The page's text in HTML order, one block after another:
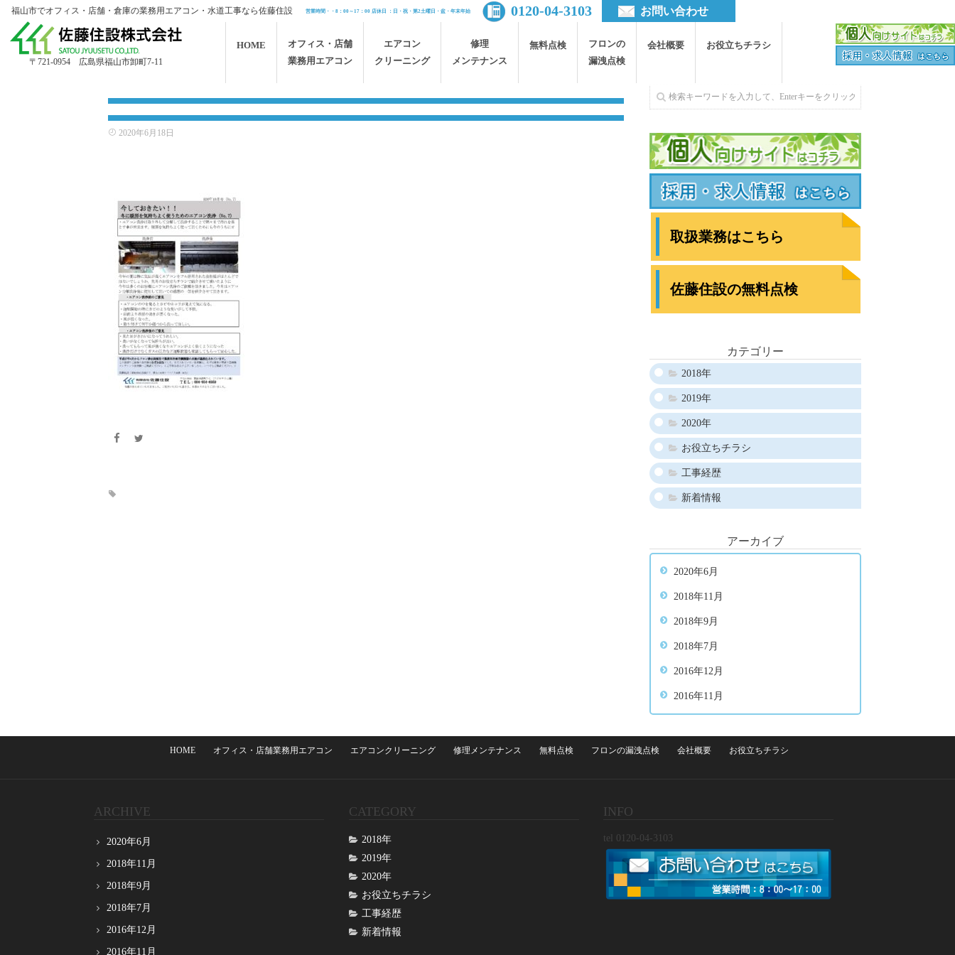
〒721-0954 広島県福山市卸町7-11
福山市でオフィス・店舗・倉庫の業務用エアコン・水道工事なら佐藤住設 営業時間・・8：00～17：00 店休日 ：日・祝・第2土曜日・盆・年末年始 0120-04-3103 お問い合わせ
HOME
オフィス・店舗
業務用エアコン
エアコン
クリーニング
修理
メンテナンス
無料点検
フロンの
漏洩点検
会社概要 お役立ちチラシ
2020年6月18日
取扱業務はこちら
佐藤住設の無料点検
カテゴリー
2018年
2019年
2020年
お役立ちチラシ
工事経歴
新着情報
アーカイブ
2020年6月
2018年11月
2018年9月
2018年7月
2016年12月
2016年11月
HOME オフィス・店舗業務用エアコン エアコンクリーニング 修理メンテナンス 無料点検 フロンの漏洩点検 会社概要 お役立ちチラシ
ARCHIVE
2020年6月
2018年11月
2018年9月
2018年7月
2016年12月
2016年11月
CATEGORY
2018年
2019年
2020年
お役立ちチラシ
工事経歴
新着情報
INFO
tel 0120-04-3103